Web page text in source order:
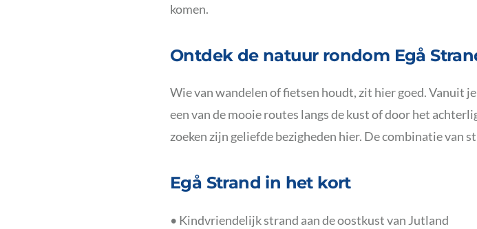
komen.
Ontdek de natuur rondom Egå
Wie van wandelen of fietsen houdt, zit hier goed. Vanuit
een van de mooie routes langs de kust of door het
zoeken zijn geliefde bezigheden hier. De combinatie van
Egå Strand in het kort
• Kindvriendelijk strand aan de oostkust van Jutland